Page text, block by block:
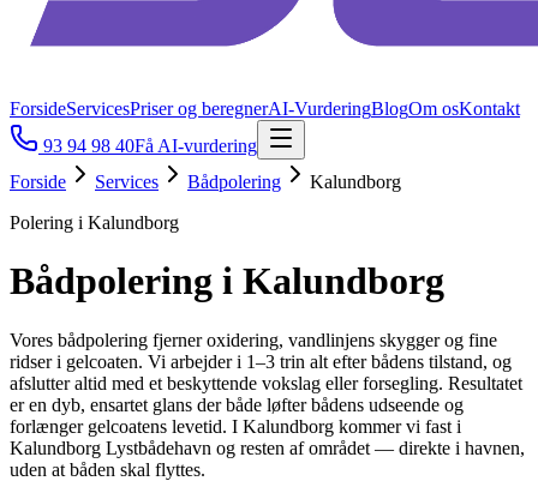
ForsideServicesPriser og beregnerAI-VurderingBlogOm osKontakt
93 94 98 40Få AI-vurdering
Forside
Services Bådpolering
Kalundborg
Polering i Kalundborg
Bådpolering i Kalundborg
Vores bådpolering fjerner oxidering, vandlinjens skygger og fine
ridser i gelcoaten. Vi arbejder i 1–3 trin alt efter bådens tilstand, og
afslutter altid med et beskyttende vokslag eller forsegling. Resultatet
er en dyb, ensartet glans der både løfter bådens udseende og
forlænger gelcoatens levetid. I Kalundborg kommer vi fast i
Kalundborg Lystbådehavn og resten af området — direkte i havnen,
uden at båden skal flyttes.